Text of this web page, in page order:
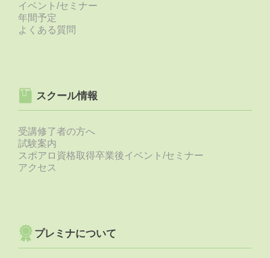
イベント/セミナー
年間予定
よくある質問
スクール情報
受講修了者の方へ
試験案内
スポアロ資格取得卒業後イベント/セミナー
アクセス
プレミナについて